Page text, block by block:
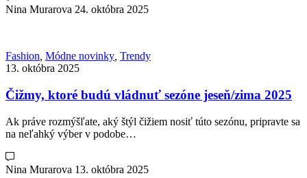
Nina Murarova 24. októbra 2025
Fashion Módne novinky Trendy
13. októbra 2025
Čižmy, ktoré budú vládnuť sezóne jeseň/zima 2025
Ak práve rozmýšľate, aký štýl čižiem nosiť túto sezónu, pripravte sa
na neľahký výber v podobe…
Nina Murarova 13. októbra 2025